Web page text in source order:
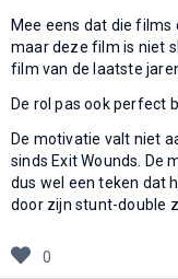
Mee eens dat die films
maar deze film is niet
film van de laatste
De rol pas ook perfect
De motivatie valt niet
sinds Exit Wounds. De
dus wel een teken dat
door zijn stunt-double
0